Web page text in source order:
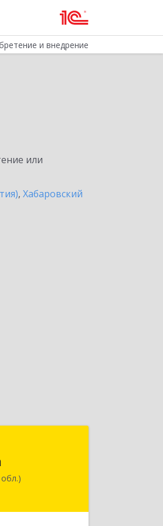
и внедрение
или
, Хабаровский
Благовещенск
№ 134, оф.515
Подробнее